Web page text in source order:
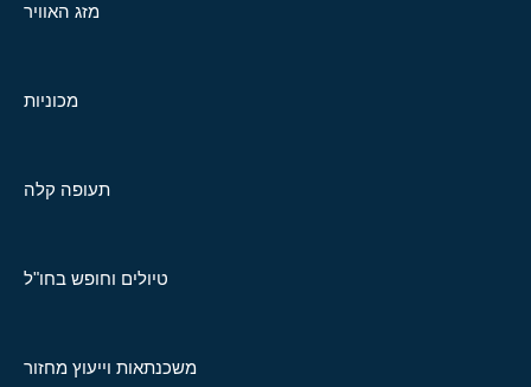
מזג האוויר
מכוניות
תעופה קלה
טיולים וחופש בחו"ל
משכנתאות וייעוץ מחזור